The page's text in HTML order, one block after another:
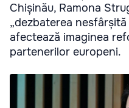
Chișinău, Ramona
„dezbaterea
afectează imaginea
partenerilor europeni.